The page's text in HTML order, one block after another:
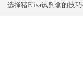
选择猪Elisa试剂盒的技巧